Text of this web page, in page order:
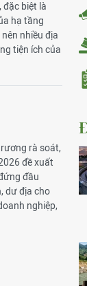
đặc biệt là
hạ tầng
nhiều địa
tiện ích của
rà soát,
đề xuất
đầu
dư địa cho
nghiệp,